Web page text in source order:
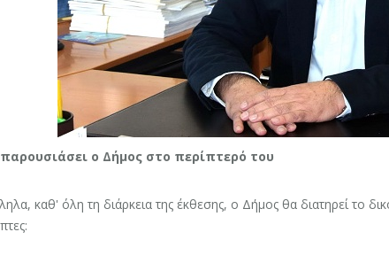
ο Δήμος στο περίπτερό του
καθ' όλη τη διάρκεια της έκθεσης, ο Δήμος θα διατηρεί το